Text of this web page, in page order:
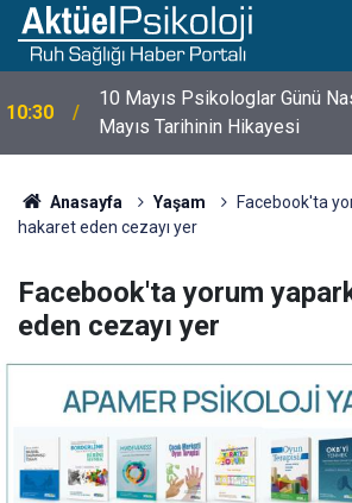
10:30
10 Mayıs Psikologlar Günü
Mayıs Tarihinin Hikayesi
Anasayfa Yaşam
Facebook'ta
hakaret eden cezayı yer
Facebook'ta yorum
eden cezayı yer